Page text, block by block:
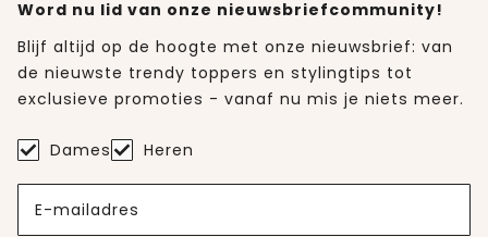
Word nu lid van onze nieuwsbriefcommunity!
Blijf altijd op de hoogte met onze nieuwsbrief: van
de nieuwste trendy toppers en stylingtips tot
exclusieve promoties - vanaf nu mis je niets meer.
Dames Heren
E-mailadres